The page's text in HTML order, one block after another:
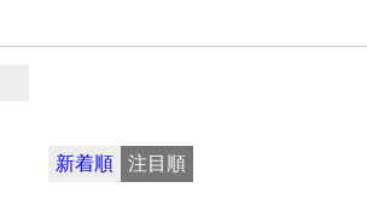
新着順 注目順